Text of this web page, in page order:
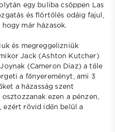
egy buliba csöppen Las
és flörtölés odáig fajul,
már házasok.
és megreggelizniük
Jack (Ashton Kutcher)
(Cameron Diaz) a tőle
a főnyereményt, ami 3
a házasság szent
ezen a pénzen,
ezért rövid időn belül a